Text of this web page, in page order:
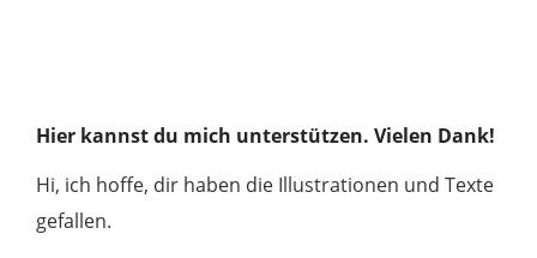
Hier kannst du mich unterstützen. Vielen Dank!
Hi, ich hoffe, dir haben die Illustrationen und Texte
gefallen.